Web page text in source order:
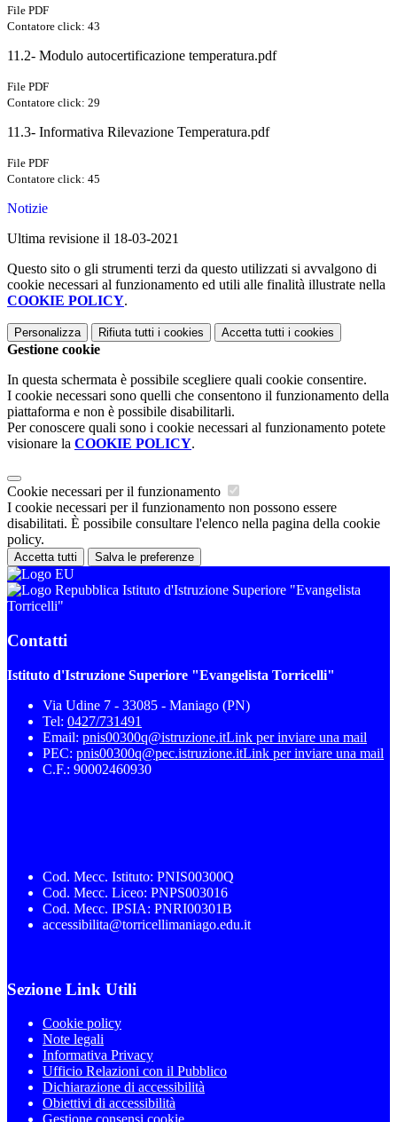
File PDF
Contatore click: 43
11.2- Modulo autocertificazione temperatura.pdf
File PDF
Contatore click: 29
11.3- Informativa Rilevazione Temperatura.pdf
File PDF
Contatore click: 45
Notizie
Ultima revisione il 18-03-2021
Questo sito o gli strumenti terzi da questo utilizzati si avvalgono di
cookie necessari al funzionamento ed utili alle finalità illustrate nella
COOKIE POLICY.
Personalizza Rifiuta tutti i cookies Accetta tutti i cookies
Gestione cookie
In questa schermata è possibile scegliere quali cookie consentire.
I cookie necessari sono quelli che consentono il funzionamento della
piattaforma e non è possibile disabilitarli.
Per conoscere quali sono i cookie necessari al funzionamento potete
visionare la COOKIE POLICY.
Cookie necessari per il funzionamento
I cookie necessari per il funzionamento non possono essere
disabilitati. È possibile consultare l'elenco nella pagina della cookie
policy.
Accetta tutti Salva le preferenze
Istituto d'Istruzione Superiore "Evangelista
Torricelli"
Contatti
Istituto d'Istruzione Superiore "Evangelista Torricelli"
Via Udine 7 - 33085 - Maniago (PN)
Tel: 0427/731491
Email: pnis00300q@istruzione.itLink per inviare una mail
PEC: pnis00300q@pec.istruzione.itLink per inviare una mail
C.F.: 90002460930
Cod. Mecc. Istituto: PNIS00300Q
Cod. Mecc. Liceo: PNPS003016
Cod. Mecc. IPSIA: PNRI00301B
accessibilita@torricellimaniago.edu.it
Sezione Link Utili
Cookie policy
Note legali
Informativa Privacy
Ufficio Relazioni con il Pubblico
Dichiarazione di accessibilità
Obiettivi di accessibilità